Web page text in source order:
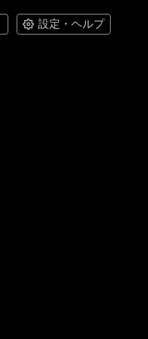
設定・ヘルプ